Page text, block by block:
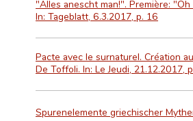
"Alles anescht man!". Première:
In: Tageblatt, 6.3.2017, p. 16
Pacte avec le surnaturel. Création
De Toffoli. In: Le Jeudi, 21.12.2017,
Spurenelemente griechischer